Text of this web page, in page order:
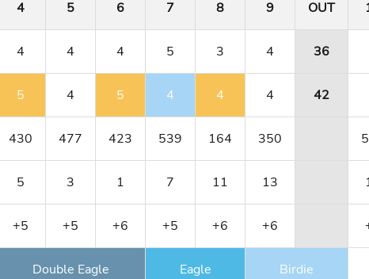
4 5 6 7 8 9 OUT
4 4 4 5 3 4 36
5 4 5 4 4 4 42
430 477 423 539 164 350
5 3 1 7 11 13
+5 +5 +6 +5 +6 +6
Double Eagle Eagle Birdie